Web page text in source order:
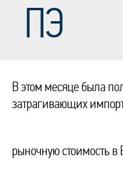
ПЭ
В этом месяце была
затрагивающих
рыночную стоимость в